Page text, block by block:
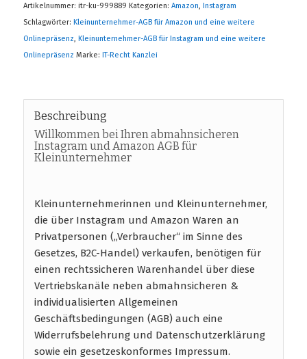
Artikelnummer: itr-ku-999889 Kategorien: Amazon, Instagram
Schlagwörter: Kleinunternehmer-AGB für Amazon und eine weitere
Onlinepräsenz, Kleinunternehmer-AGB für Instagram und eine weitere
Onlinepräsenz Marke: IT-Recht Kanzlei
Beschreibung
Willkommen bei Ihren abmahnsicheren
Instagram und Amazon AGB für
Kleinunternehmer
Kleinunternehmerinnen und Kleinunternehmer,
die über Instagram und Amazon Waren an
Privatpersonen („Verbraucher“ im Sinne des
Gesetzes, B2C-Handel) verkaufen, benötigen für
einen rechtssicheren Warenhandel über diese
Vertriebskanäle neben abmahnsicheren &
individualisierten Allgemeinen
Geschäftsbedingungen (AGB) auch eine
Widerrufsbelehrung und Datenschutzerklärung
sowie ein gesetzeskonformes Impressum.